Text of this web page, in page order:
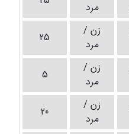
مرد
زن /
مرد
25
زن /
مرد
5
زن /
مرد
20